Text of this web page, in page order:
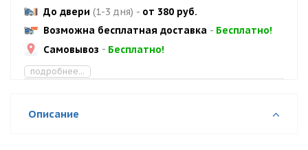
До двери (1-3 дня) - от 380 руб.
Возможна бесплатная доставка - Бесплатно!
Самовывоз - Бесплатно!
подробнее...
Описание